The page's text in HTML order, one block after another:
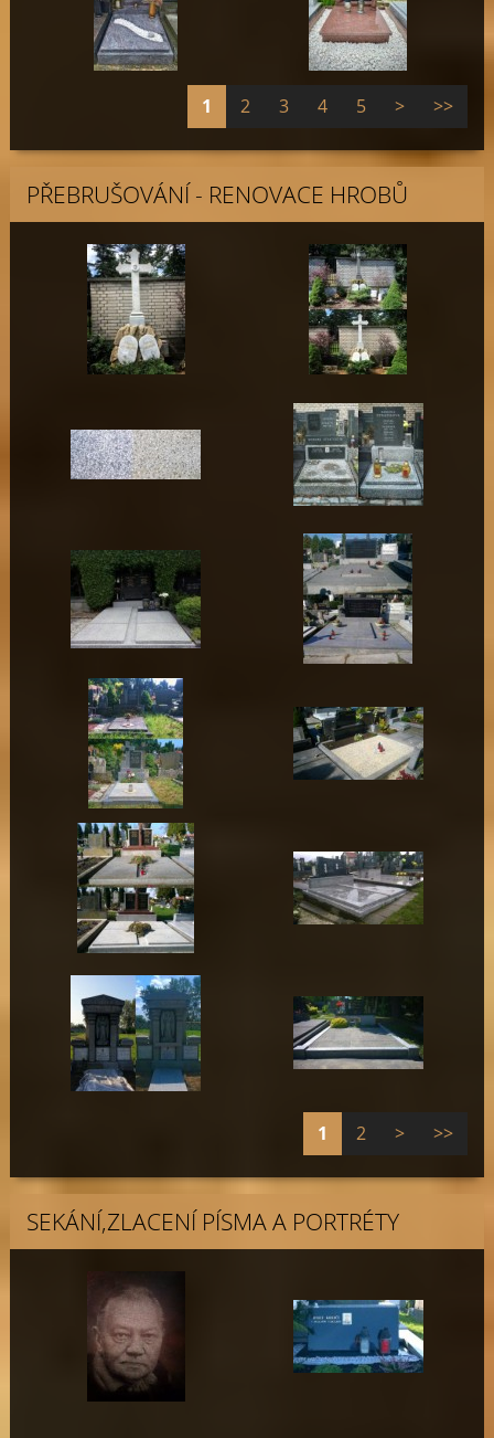
1 2 3 4 5 > >>
PŘEBRUŠOVÁNÍ - RENOVACE HROBŮ
1 2 > >>
SEKÁNÍ,ZLACENÍ PÍSMA A PORTRÉTY